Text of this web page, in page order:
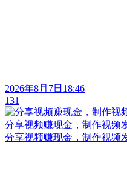
2026年8月7日18:46
131
分享视频赚现金，制作视频
分享视频赚现金，制作视频